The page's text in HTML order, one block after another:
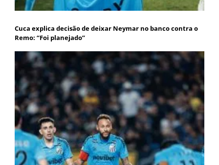
Cuca explica decisão de deixar Neymar no banco contra o
Remo: “Foi planejado”